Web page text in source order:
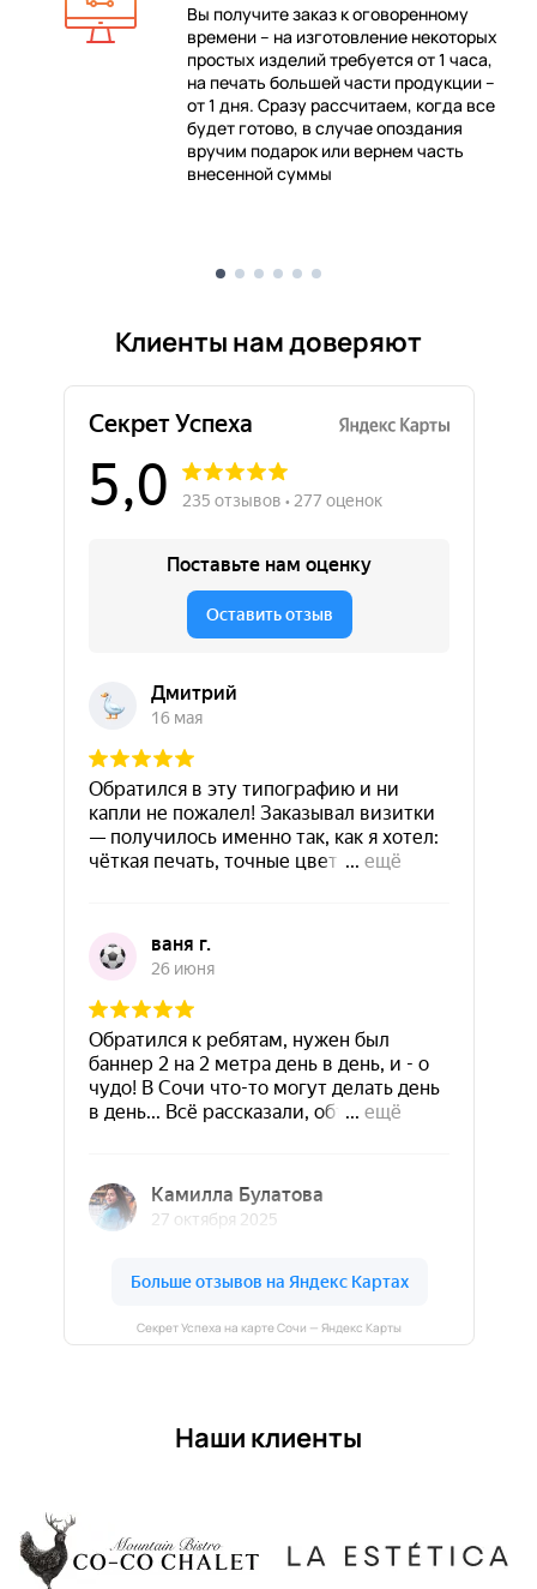
Вы получите заказ к оговоренному
времени – на изготовление некоторых
простых изделий требуется от 1 часа,
на печать большей части продукции –
от 1 дня. Сразу рассчитаем, когда все
будет готово, в случае опоздания
вручим подарок или вернем часть
внесенной суммы
Клиенты нам доверяют
Секрет Успеха на карте Сочи — Яндекс Карты
Наши клиенты